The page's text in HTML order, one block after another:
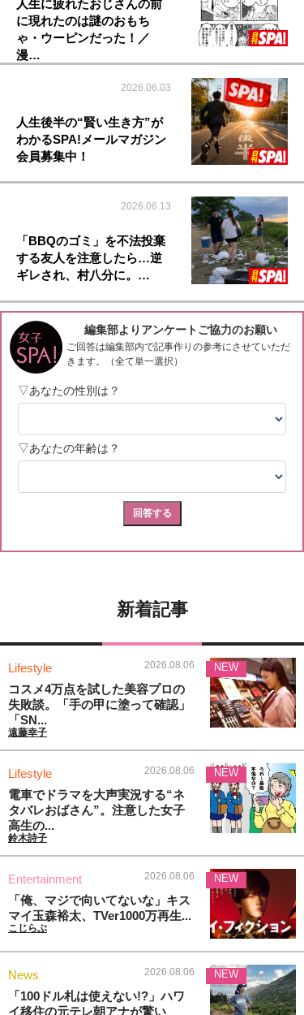
人生に疲れたおじさんの前
に現れたのは謎のおもち
ゃ・ウーピンだった！／
漫…
2026.06.03
人生後半の“賢い生き方”が
わかるSPA!メールマガジン
会員募集中！
2026.06.13
「BBQのゴミ」を不法投棄
する友人を注意したら…逆
ギレされ、村八分に。…
新着記事
Lifestyle 2026.08.06
コスメ4万点を試した美容プロの
失敗談。「手の甲に塗って確認」
「SN...
遠藤幸子
NEW
Lifestyle 2026.08.06
電車でドラマを大声実況する“ネ
タバレおばさん”。注意した女子
高生の...
鈴木詩子
NEW
Entertainment 2026.08.06
「俺、マジで向いてないな」キス
マイ玉森裕太、TVer1000万再生...
こじらぶ
NEW
News 2026.08.06
「100ドル札は使えない!?」ハワ
イ移住の元テレ朝アナが驚い
NEW